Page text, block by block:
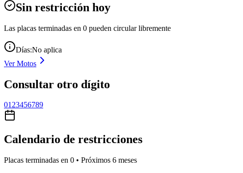
Sin restricción hoy
Las placas terminadas en 0 pueden circular libremente
Días:No aplica
VerMotos
Consultar otro dígito
0123456789
Calendario de restricciones
Placas terminadas en 0 • Próximos 6 meses